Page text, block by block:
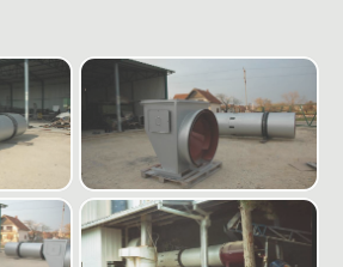
Rotacione sušare za nemetale